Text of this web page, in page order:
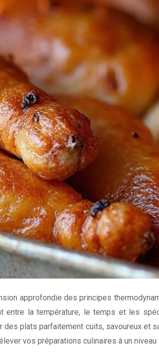
approfondie des principes
la température, le temps et les
plats parfaitement cuits, savoureux et
vos préparations culinaires à un niveau